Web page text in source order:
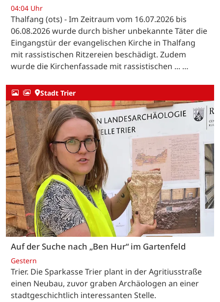
04:04 Uhr
Thalfang (ots) - Im Zeitraum vom 16.07.2026 bis
06.08.2026 wurde durch bisher unbekannte Täter die
Eingangstür der evangelischen Kirche in Thalfang
mit rassistischen Ritzereien beschädigt. Zudem
wurde die Kirchenfassade mit rassistischen ... …
Stadt Trier
Auf der Suche nach „Ben Hur“ im Gartenfeld
Gestern
Trier. Die Sparkasse Trier plant in der Agritiusstraße
einen Neubau, zuvor graben Archäologen an einer
stadtgeschichtlich interessanten Stelle.